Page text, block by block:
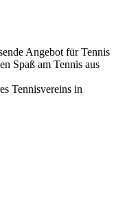
Angebot für Tennis
Spaß am Tennis aus
Tennisvereins in